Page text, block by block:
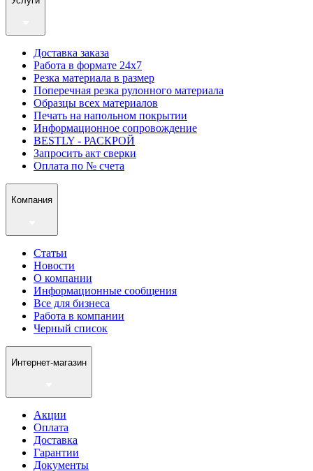
Доставка заказа
Работа в формате 24х7
Резка материала в размер
Поперечная резка рулонного материала
Образцы всех материалов
Печать на напольном покрытии
Информационное сопровождение
BESTLY - РАСКРОЙ
Запросить акт сверки
Оплата по № счета
Компания
Статьи
Новости
О компании
Информационные сообщения
Все для бизнеса
Работа в компании
Черный список
Интернет-магазин
Акции
Оплата
Доставка
Гарантии
Документы